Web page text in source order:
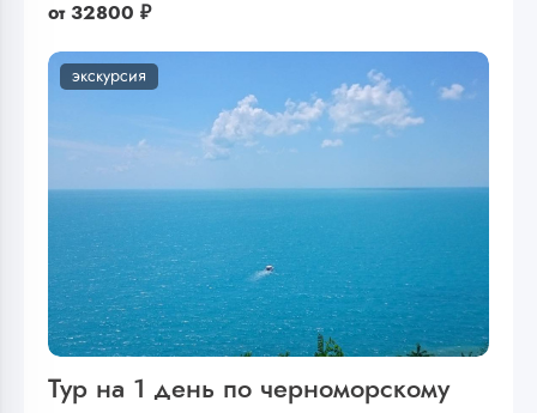
от 32800 ₽
экскурсия
Тур на 1 день по черноморскому